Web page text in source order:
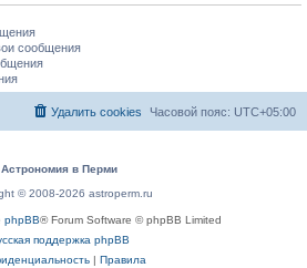
сообщения
Часовой пояс: UTC+05:00
Удалить cookies
Астрономия в Перми
© 2008-2026 astroperm.ru
phpBB® Forum Software © phpBB Limited
поддержка phpBB
| Правила